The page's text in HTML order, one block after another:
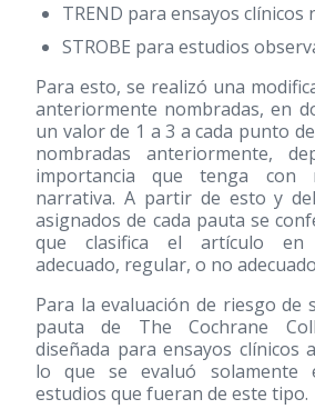
TREND para ensayos clínicos
STROBE para estudios
Para esto, se realizó una
anteriormente nombradas, en
un valor de 1 a 3 a cada punto
nombradas anteriormente,
importancia que tenga con
narrativa. A partir de esto y
asignados de cada pauta se
que clasifica el artículo en
adecuado, regular, o no
Para la evaluación de riesgo de
pauta de The Cochrane
diseñada para ensayos clínicos
lo que se evaluó solamente
estudios que fueran de este tipo.